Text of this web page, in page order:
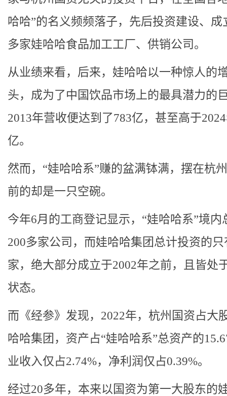
哈哈”的名义频频落子，先后投资建设、成
多家娃哈哈食品加工工厂、供销公司。
从业绩来看，后来，娃哈哈以一种惊人的
头，成为了中国饮品市场上的最具潜力的
2013年营收便达到了783亿，甚至高于
亿。
然而，“娃哈哈系”赚的盆满钵满，摆在杭
前的却是一只空碗。
今年6月的工商登记显示，“娃哈哈系”境内
200多家公司，而娃哈哈集团总计投资的只
家，绝大部分成立于2002年之前，且皆处
状态。
而《经参》发现，2022年，杭州国资占大
哈哈集团，资产占“娃哈哈系”总资产的
业收入仅占2.74%，净利润仅占0.39%。
经过20多年，本来以国资为第一大股东的